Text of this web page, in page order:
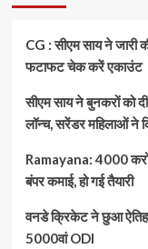
CG : सीएम साय ने जारी
फटाफट चेक करें एकाउंट
सीएम साय ने बुनकरों को
लॉन्च, सरेंडर महिलाओं ने
Ramayana: 4000 करोड़
बंपर कमाई, हो गई तैयारी
वनडे क्रिकेट ने छुआ
5000वां ODI